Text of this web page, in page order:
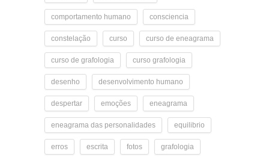
comportamento humano consciencia
constelação curso curso de eneagrama
curso de grafologia curso grafologia
desenho desenvolvimento humano
despertar emoções eneagrama
eneagrama das personalidades equilibrio
erros escrita fotos grafologia